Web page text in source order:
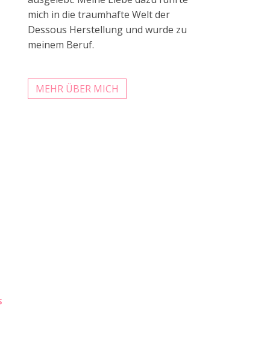
mich in die traumhafte Welt der
Dessous Herstellung und wurde zu
meinem Beruf.
MEHR ÜBER MICH